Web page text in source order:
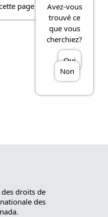
page
Avez-vous
trouvé ce
que vous
cherchiez?
Oui
Non
droits de
des